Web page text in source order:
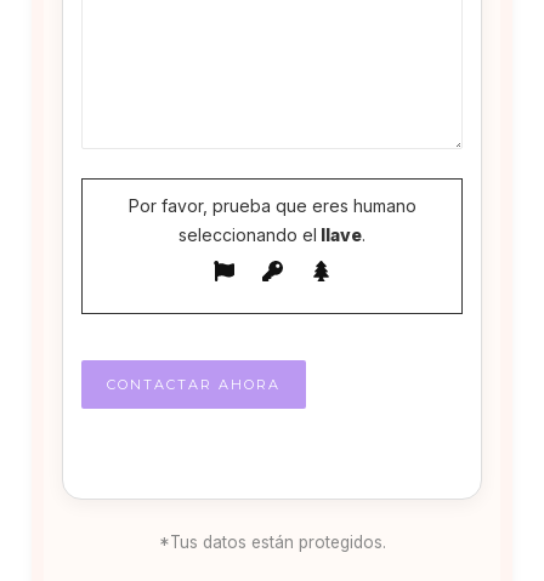
Por favor, prueba que eres humano
seleccionando el llave.
*Tus datos están protegidos.